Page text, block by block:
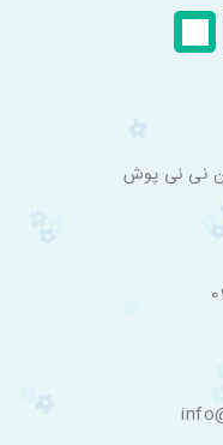
نی نی پوش